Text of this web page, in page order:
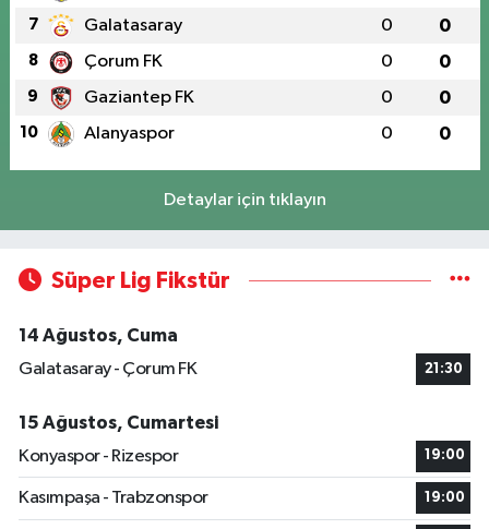
7 Galatasaray 0 0
8 Çorum FK 0 0
9 Gaziantep FK 0 0
10 Alanyaspor 0 0
Detaylar için tıklayın
Süper Lig Fikstür
14 Ağustos, Cuma
Galatasaray - Çorum FK
21:30
15 Ağustos, Cumartesi
Konyaspor - Rizespor
19:00
Kasımpaşa - Trabzonspor 19:00